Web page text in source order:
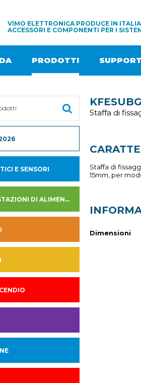
VIMO ELETTRONICA PRODUCE IN
ACCESSORI E COMPONENTI PER I
PRODOTTI
E SENSORI
ALIMENTATORI E STAZIONI DI ALIMENTAZIONE
Staffa di
Staffa di
15mm, per
Dimensioni